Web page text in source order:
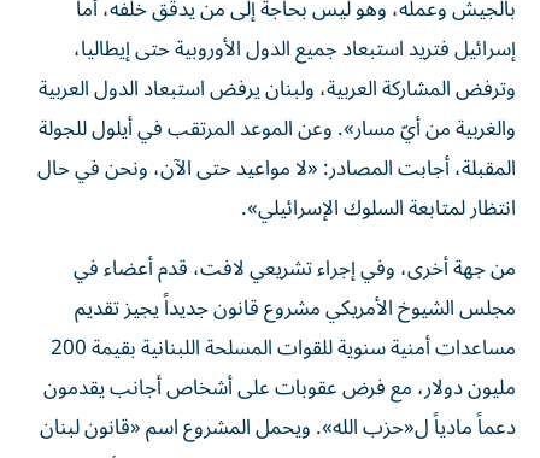
بالجيش وعمله، وهو ليس بحاجة إلى من يدقّق خلفه، أما
إسرائيل فتريد استبعاد جميع الدول الأوروبية حتى إيطاليا،
وترفض المشاركة العربية، ولبنان يرفض استبعاد الدول العربية
والغربية من أيّ مسار». وعن الموعد المرتقب في أيلول للجولة
المقبلة، أجابت المصادر: «لا مواعيد حتى الآن، ونحن في حال
انتظار لمتابعة السلوك الإسرائيلي».
من جهة أخرى، وفي إجراء تشريعي لافت، قدم أعضاء في
مجلس الشيوخ الأمريكي مشروع قانون جديداً يجيز تقديم
مساعدات أمنية سنوية للقوات المسلحة اللبنانية بقيمة 200
مليون دولار، مع فرض عقوبات على أشخاص أجانب يقدمون
دعماً مادياً ل«حزب الله». ويحمل المشروع اسم «قانون لبنان